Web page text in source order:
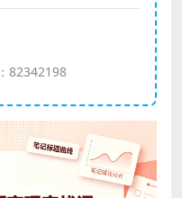
82342198